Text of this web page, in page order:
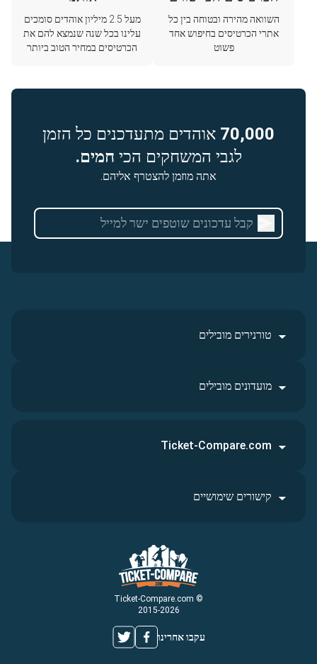
השוואה מהירה ובטוחה בין כל
אתרי הכרטיסים בחיפוש אחד
פשוט
מעל 2.5 מיליון אוהדים סומכים
עלינו בכל שנה שנמצא להם את
הכרטיסים במחיר הטוב ביותר
70,000 אוהדים מתעדכנים כל הזמן
לגבי המשחקים הכי חמים.
אתה מוזמן להצטרף אליהם.
טורנירים מובילים
מועדונים מובילים
© Ticket-Compare.com
2015-2026
עקבו אחרינו
Ticket-Compare.com
קישורים שימושיים